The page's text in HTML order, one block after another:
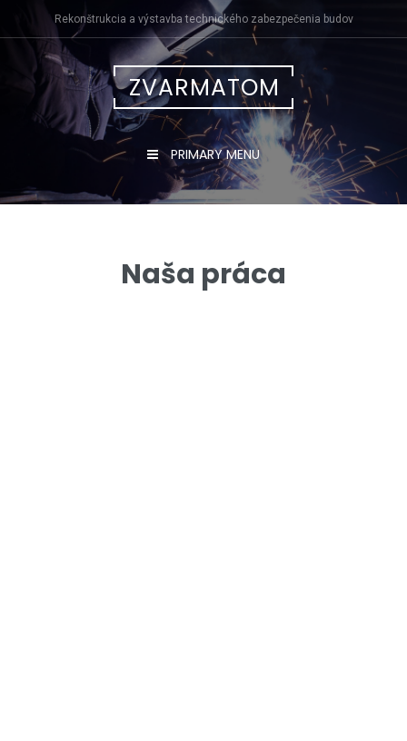
content
Rekonštrukcia a výstavba technického zabezpečenia budov
ZVARMATOM
PRIMARY MENU
Naša práca